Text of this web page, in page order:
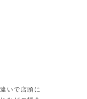
いで店頭に